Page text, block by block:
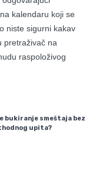
kalendaru koji se
niste sigurni kakav
pretraživač na
raspoloživog
bukiranje smeštaja bez
upita?